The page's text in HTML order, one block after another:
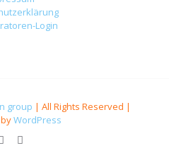
Login
group | All Rights Reserved |
WordPress